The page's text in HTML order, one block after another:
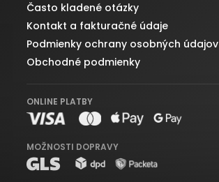
Často kladené otázky
Kontakt a fakturačné údaje
Podmienky ochrany osobných údajov
Obchodné podmienky
ONLINE PLATBY
MOŽNOSTI DOPRAVY